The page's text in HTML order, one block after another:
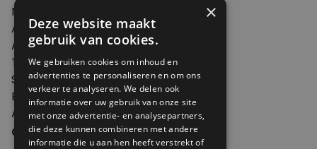
Nieuws
Artikelen
Agenda
Thema's
Shop
Edities
Abonneren
Over Genoeg
×
Deze website maakt
gebruik van cookies.
We gebruiken cookies om inhoud en
advertenties te personaliseren en om ons
verkeer te analyseren. We delen ook
informatie over uw gebruik van onze site
met onze advertentie- en analysepartners,
die deze kunnen combineren met andere
informatie die u aan hen heeft verstrekt of